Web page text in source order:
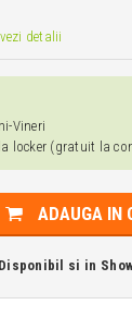
detalii
Vineri
locker (gratuit la
ADAUGA IN
Disponibil si in